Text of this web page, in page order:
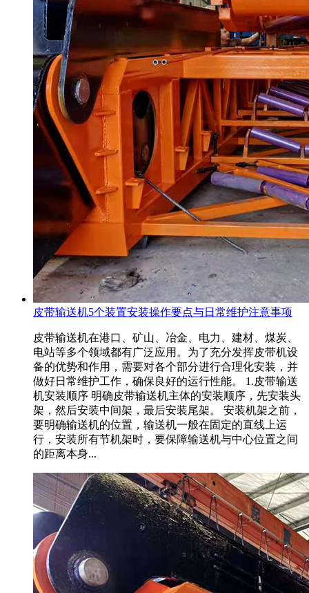
皮带输送机5个装置安装操作要点与日常维护注意事项
皮带输送机在港口、矿山、冶金、电力、建材、煤炭、
电站等多个领域都有广泛应用。为了充分发挥皮带机设
备的优势和作用，需要对各个部分进行合理化安装，并
做好日常维护工作，确保良好的运行性能。 1.皮带输送
机安装顺序 明确皮带输送机主体的安装顺序，先安装头
架，然后安装中间架，最后安装尾架。 安装机架之前，
要明确输送机的位置，输送机一般在固定的直线上运
行，安装所有节机架时，要保障输送机与中心位置之间
的距离本身...